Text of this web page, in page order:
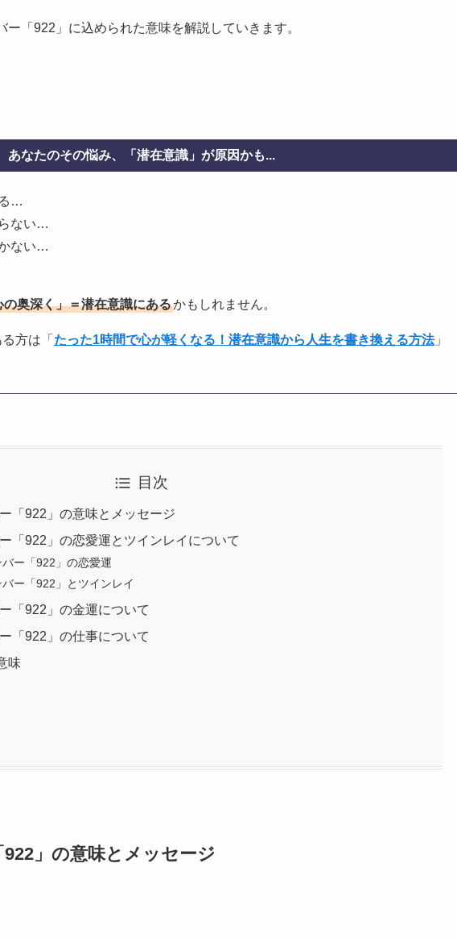
「922」に込められた意味を解説していきます。
あなたのその悩み、「潜在意識」が原因かも...
…
ない…
ない…
奥深く」＝潜在意識にあるかもしれません。
方は「 たった1時間で心が軽くなる！潜在意識から人生を書き換える方法」
目次
「922」の意味とメッセージ
「922」の恋愛運とツインレイについて
ー「922」の恋愛運
ー「922」とツインレイ
「922」の金運について
「922」の仕事について
味
」の意味とメッセージ